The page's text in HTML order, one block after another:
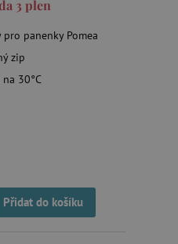
3 plen
panenky Pomea
zip
30°C
Přidat do košíku